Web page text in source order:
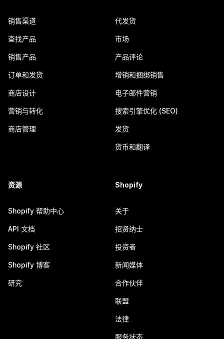
销售渠道
查找产品
销售产品
订单和发货
商店设计
营销与转化
商店管理
代发货
市场
产品评论
增销和捆绑销售
电子邮件营销
搜索引擎优化 (SEO)
发货
货币和翻译
资源
Shopify 帮助中心
API 文档
Shopify 社区
Shopify 博客
研究
Shopify
关于
招贤纳士
投资者
新闻媒体
合作伙伴
联盟
法律
服务状态